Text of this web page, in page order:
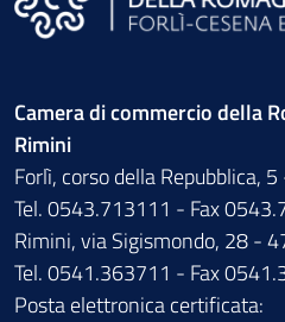
Camera di commercio della
Rimini
Forlì, corso della Repubblica,
Tel. 0543.713111 - Fax
Rimini, via Sigismondo, 28 -
Tel. 0541.363711 - Fax
Posta elettronica certificata: